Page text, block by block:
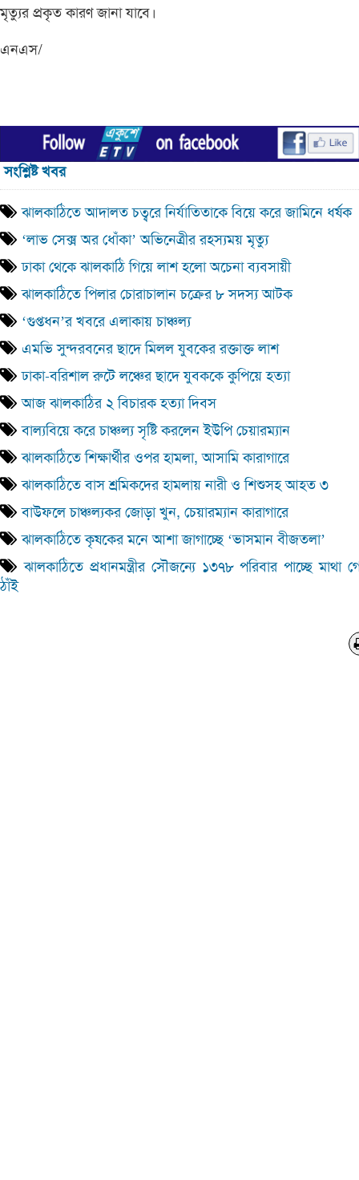
মৃত্যুর প্রকৃত কারণ জানা যাবে।
এনএস/
সংশ্লিষ্ট খবর
ঝালকাঠিতে আদালত চত্বরে নির্যাতিতাকে বিয়ে করে জামিনে ধর্ষক
‘লাভ সেক্স অর ধোঁকা’ অভিনেত্রীর রহস্যময় মৃত্যু
ঢাকা থেকে ঝালকাঠি গিয়ে লাশ হলো অচেনা ব্যবসায়ী
ঝালকাঠিতে পিলার চোরাচালান চক্রের ৮ সদস্য আটক
‘গুপ্তধন’র খবরে এলাকায় চাঞ্চল্য
এমভি সুন্দরবনের ছাদে মিলল যুবকের রক্তাক্ত লাশ
ঢাকা-বরিশাল রুটে লঞ্চের ছাদে যুবককে কুপিয়ে হত্যা
আজ ঝালকাঠির ২ বিচারক হত্যা দিবস
বাল্যবিয়ে করে চাঞ্চল্য সৃষ্টি করলেন ইউপি চেয়ারম্যান
ঝালকাঠিতে শিক্ষার্থীর ওপর হামলা, আসামি কারাগারে
ঝালকাঠিতে বাস শ্রমিকদের হামলায় নারী ও শিশুসহ আহত ৩
বাউফলে চাঞ্চল্যকর জোড়া খুন, চেয়ারম্যান কারাগারে
ঝালকাঠিতে কৃষকের মনে আশা জাগাচ্ছে ‘ভাসমান বীজতলা’
ঝালকাঠিতে প্রধানমন্ত্রীর সৌজন্যে ১৩৭৮ পরিবার পাচ্ছে মাথা
ঠাঁই